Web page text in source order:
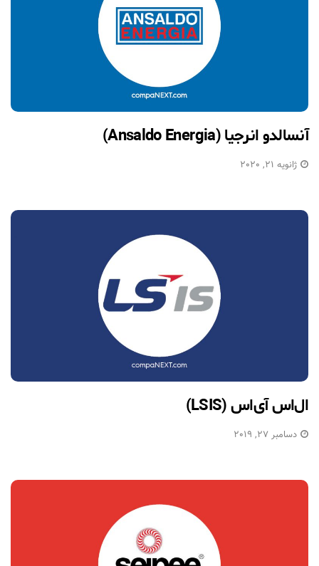
آنسالدو انرجیا (Ansaldo Energia)
ژانویه 21, 2020
ال‌اس آی‌اس (LSIS)
دسامبر 27, 2019